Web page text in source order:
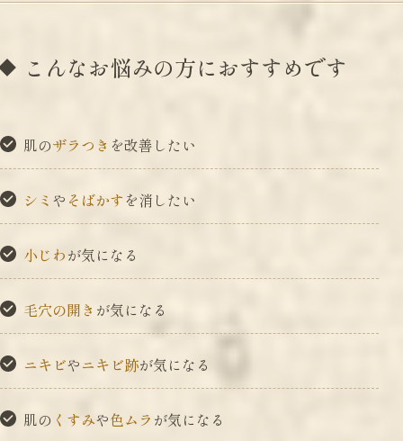
こんなお悩みの方におすすめです
肌のザラつき を改善したい
シミ や そばかす を消したい
小じわが気になる
毛穴の開き が気になる
ニキビやニキビ跡が気になる
肌の くすみや色ムラ が気になる